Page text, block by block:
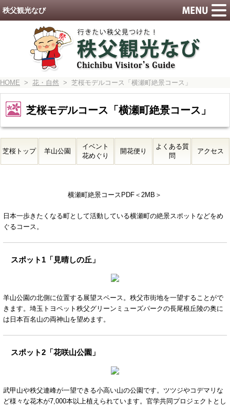
HOME > 花・自然 > 芝桜モデルコース「横瀬町絶景コース」
芝桜モデルコース「横瀬町絶景コース」
芝桜トップ 羊山公園
イベント
花めぐり
開花便り
よくある質
問
アクセス
横瀬町絶景コースPDF＜2MB＞
日本一歩きたくなる町として活動している横瀬町の絶景スポットなどをめ
ぐるコース。
スポット1「見晴しの丘」
羊山公園の北側に位置する展望スペース。秩父市街地を一望することがで
きます。埼玉トヨペット秩父グリーンミューズパークの長尾根丘陵の奥に
は日本百名山の両神山を望めます。
スポット2「花咲山公園」
武甲山や秩父連峰が一望できる小高い山の公園です。ツツジやコデマリな
ど様々な花木が7,000本以上植えられています。官学共同プロジェクトとし
秩父観光なび